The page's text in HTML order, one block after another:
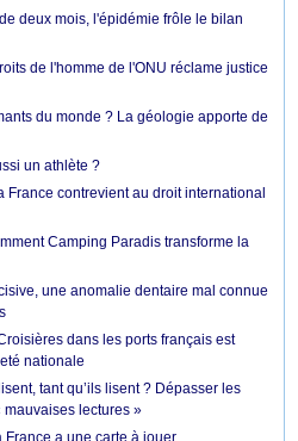
deux mois, l'épidémie frôle le bilan
de l'homme de l'ONU réclame justice
du monde ? La géologie apporte de
un athlète ?
France contrevient au droit international
Camping Paradis transforme la
une anomalie dentaire mal connue
dans les ports français est
nationale
tant qu’ils lisent ? Dépasser les
lectures »
France a une carte à jouer